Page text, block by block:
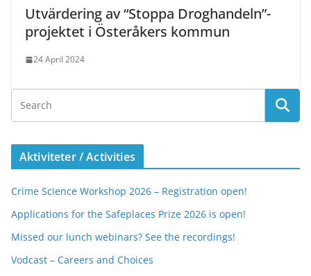
Utvärdering av “Stoppa Droghandeln”-
projektet i Österåkers kommun
24 April 2024
Aktiviteter / Activities
Crime Science Workshop 2026 – Registration open!
Applications for the Safeplaces Prize 2026 is open!
Missed our lunch webinars? See the recordings!
Vodcast – Careers and Choices